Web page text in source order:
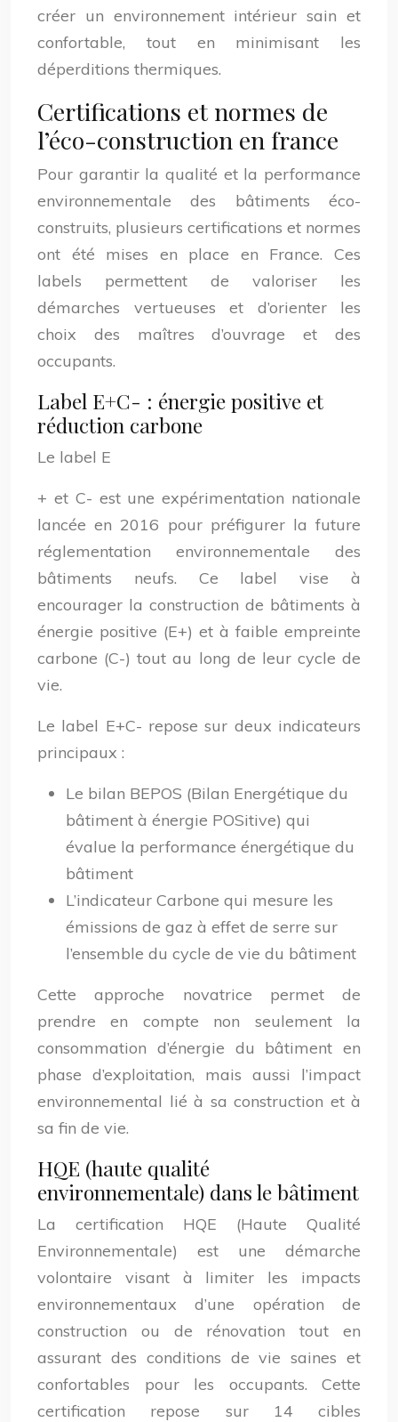
créer un environnement intérieur sain et
confortable, tout en minimisant les
déperditions thermiques.
Certifications et normes de
l’éco-construction en france
Pour garantir la qualité et la performance
environnementale des bâtiments éco-
construits, plusieurs certifications et normes
ont été mises en place en France. Ces
labels permettent de valoriser les
démarches vertueuses et d’orienter les
choix des maîtres d’ouvrage et des
occupants.
Label E+C- : énergie positive et
réduction carbone
Le label E
+ et C- est une expérimentation nationale
lancée en 2016 pour préfigurer la future
réglementation environnementale des
bâtiments neufs. Ce label vise à
encourager la construction de bâtiments à
énergie positive (E+) et à faible empreinte
carbone (C-) tout au long de leur cycle de
vie.
Le label E+C- repose sur deux indicateurs
principaux :
Le bilan BEPOS (Bilan Energétique du
bâtiment à énergie POSitive) qui
évalue la performance énergétique du
bâtiment
L’indicateur Carbone qui mesure les
émissions de gaz à effet de serre sur
l’ensemble du cycle de vie du bâtiment
Cette approche novatrice permet de
prendre en compte non seulement la
consommation d’énergie du bâtiment en
phase d’exploitation, mais aussi l’impact
environnemental lié à sa construction et à
sa fin de vie.
HQE (haute qualité
environnementale) dans le bâtiment
La certification HQE (Haute Qualité
Environnementale) est une démarche
volontaire visant à limiter les impacts
environnementaux d’une opération de
construction ou de rénovation tout en
assurant des conditions de vie saines et
confortables pour les occupants. Cette
certification repose sur 14 cibles